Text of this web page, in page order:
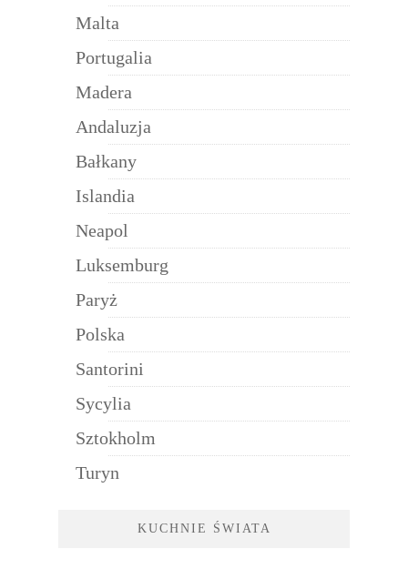
Malta
Portugalia
Madera
Andaluzja
Bałkany
Islandia
Neapol
Luksemburg
Paryż
Polska
Santorini
Sycylia
Sztokholm
Turyn
KUCHNIE ŚWIATA